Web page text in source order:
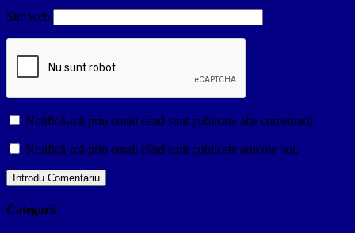
Site web
Notifică-mă prin email când sunt publicate alte comentarii.
Notifică-mă prin email când sunt publicate articole noi.
Categorii